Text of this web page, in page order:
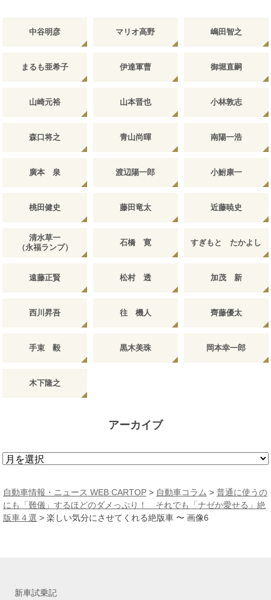
中谷明彦 マリオ高野 嶋田智之
まるも亜希子 伊達軍曹 御堀直嗣
山崎元裕 山本晋也 小林敦志
森口将之 青山尚暉 南陽一浩
廣本 泉 渡辺陽一郎 小鮒康一
桃田健史 藤田竜太 近藤暁史
清水草一
（永福ランプ）
石橋 寛 すぎもと たかよし
遠藤正賢 松村 透 加茂 新
西川昇吾 往 機人 齊藤優太
手束 毅 黒木美珠 岡本幸一郎
木下隆之
アーカイブ
ア
カ
イ
ブ
自動車情報・ニュース WEB CARTOP > 自動車コラム > 普通に使うの
にも「難儀」するほどのダメっぷり！ それでも「ナゼか愛せる」絶
版車４選 > 楽しい気分にさせてくれる絶版車 〜 画像6
新車試乗記